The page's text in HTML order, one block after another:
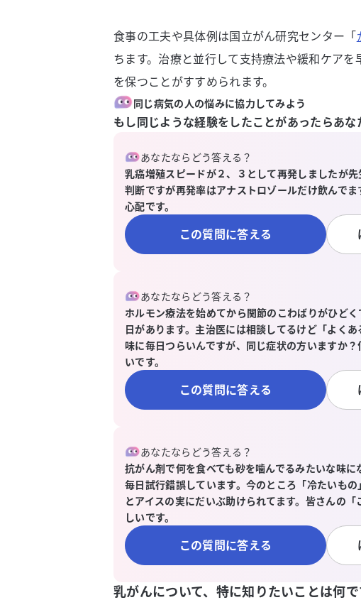
食事の工夫や具体例は国立がん研究センター「
ちます。治療と並行して支持療法や緩和ケア
を保つことがすすめられます。
同じ病気の人の悩みに協力してみよう
もし同じような経験をしたことがあったらあ
あなたならどう答える？
乳癌増殖スピードが２、３として再発しましたが
判断ですが再発率はアナストロゾールだけ飲んで
心配です。
この質問に答える
あなたならどう答える？
ホルモン療法を始めてから関節のこわばりがひど
日があります。主治医には相談してるけど「よく
味に毎日つらいんですが、同じ症状の方いますか
いです。
この質問に答える
あなたならどう答える？
抗がん剤で何を食べても砂を噛んでるみたいな味
毎日試行錯誤しています。今のところ「冷たいも
とアイスの実にだいぶ助けられてます。皆さんの
しいです。
この質問に答える
乳がんについて、特に知りたいことは何で